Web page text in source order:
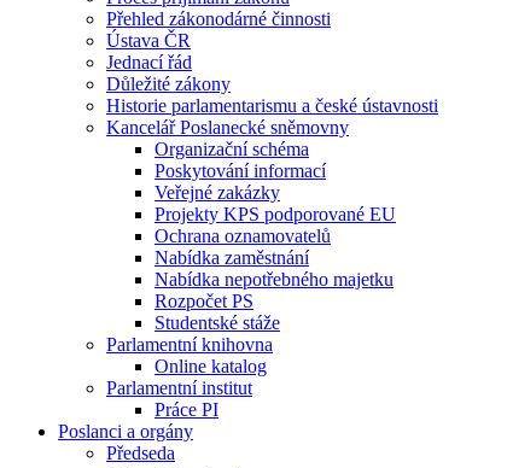
Přehled zákonodárné činnosti
Ústava ČR
Jednací řád
Důležité zákony
Historie parlamentarismu a české ústavnosti
Kancelář Poslanecké sněmovny
Organizační schéma
Poskytování informací
Veřejné zakázky
Projekty KPS podporované EU
Ochrana oznamovatelů
Nabídka zaměstnání
Nabídka nepotřebného majetku
Rozpočet PS
Studentské stáže
Parlamentní knihovna
Online katalog
Parlamentní institut
Práce PI
Poslanci a orgány
Předseda